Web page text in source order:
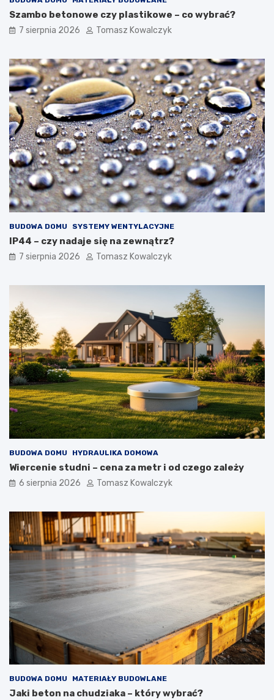
Szambo betonowe czy plastikowe – co wybrać?
7 sierpnia 2026 Tomasz Kowalczyk
BUDOWA DOMU SYSTEMY WENTYLACYJNE
IP44 – czy nadaje się na zewnątrz?
7 sierpnia 2026 Tomasz Kowalczyk
BUDOWA DOMU HYDRAULIKA DOMOWA
Wiercenie studni – cena za metr i od czego zależy
6 sierpnia 2026 Tomasz Kowalczyk
BUDOWA DOMU MATERIAŁY BUDOWLANE
Jaki beton na chudziaka – który wybrać?